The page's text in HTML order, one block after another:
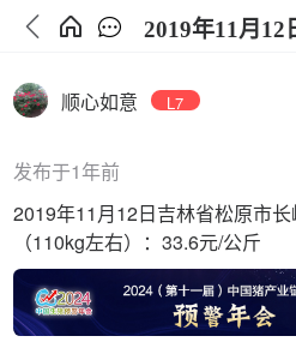
顺心如意 L7
发布于1年前
2019年11月12日吉林省松原市
（110kg左右）：33.6元/公斤